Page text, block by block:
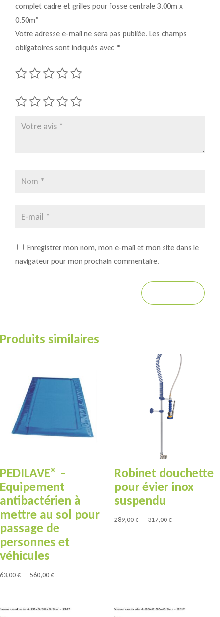
complet cadre et grilles pour fosse centrale 3.00m x
0.50m”
Votre adresse e-mail ne sera pas publiée. Les champs
obligatoires sont indiqués avec *
Enregistrer mon nom, mon e-mail et mon site dans le
navigateur pour mon prochain commentaire.
Produits similaires
PEDILAVE® –
Equipement
antibactérien à
mettre au sol pour
passage de
personnes et
véhicules
63,00€ – 560,00€Plage
63,00 €
Robinet douchette
pour évier inox
suspendu
289,00€ – 317,00€Plage